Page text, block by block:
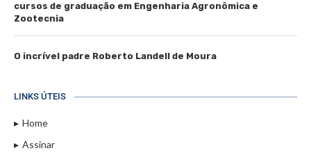
cursos de graduação em Engenharia Agronômica e
Zootecnia
O incrível padre Roberto Landell de Moura
LINKS ÚTEIS
Home
Assinar